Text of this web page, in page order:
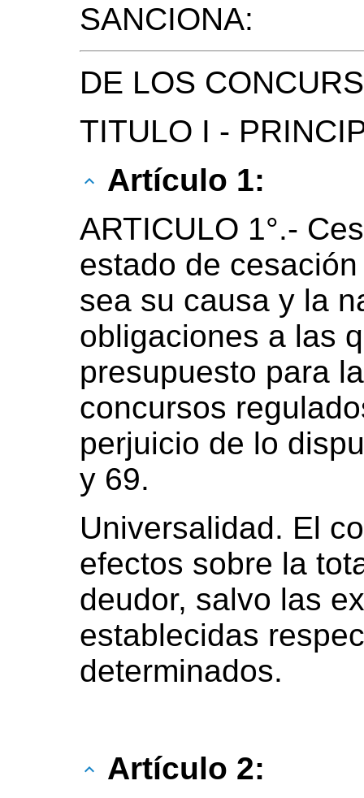
SANCIONA:
DE LOS
TITULO I -
Artículo 1:
ARTICULO 1°.-
estado de
sea su causa y la
obligaciones a las
presupuesto para
concursos
perjuicio de lo
y 69.
Universalidad. El
efectos sobre la
deudor, salvo las
establecidas
determinados.
Artículo 2: